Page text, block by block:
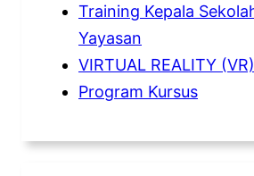
Training Kepala
Yayasan
VIRTUAL REALITY (VR)
Program Kursus